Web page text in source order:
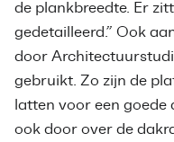
de plankbreedte. Er
gedetailleerd.” Ook
door
gebruikt. Zo zijn de
latten voor een goede
ook door over de